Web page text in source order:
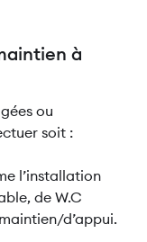
à
ou
soit :
l’installation
de W.C
d’appui.